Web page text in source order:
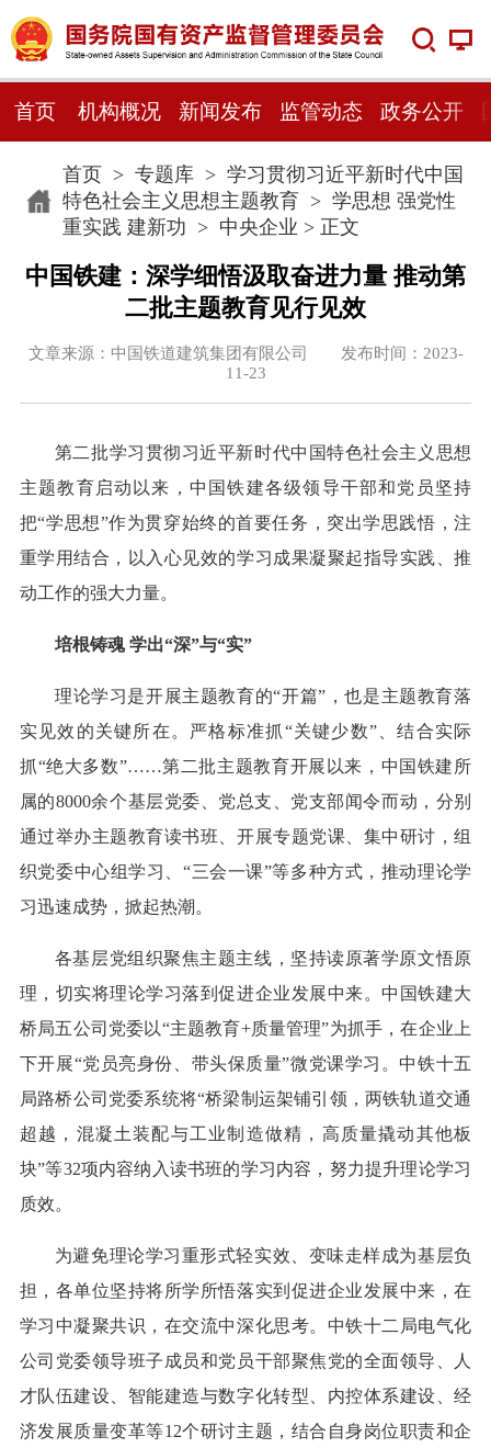
首页 机构概况 新闻发布 监管动态 政务公开
首页> 专题库> 学习贯彻习近平新时代中国
特色社会主义思想主题教育> 学思想 强党性
重实践 建新功 > 中央企业 > 正文
中国铁建：深学细悟汲取奋进力量 推动第
二批主题教育见行见效
文章来源：中国铁道建筑集团有限公司 发布时间：2023-
11-23
第二批学习贯彻习近平新时代中国特色社会主义思想
主题教育启动以来，中国铁建各级领导干部和党员坚持
把“学思想”作为贯穿始终的首要任务，突出学思践悟，注
重学用结合，以入心见效的学习成果凝聚起指导实践、推
动工作的强大力量。
培根铸魂 学出“深”与“实”
理论学习是开展主题教育的“开篇”，也是主题教育落
实见效的关键所在。严格标准抓“关键少数”、结合实际
抓“绝大多数”……第二批主题教育开展以来，中国铁建所
属的8000余个基层党委、党总支、党支部闻令而动，分别
通过举办主题教育读书班、开展专题党课、集中研讨，组
织党委中心组学习、“三会一课”等多种方式，推动理论学
习迅速成势，掀起热潮。
各基层党组织聚焦主题主线，坚持读原著学原文悟原
理，切实将理论学习落到促进企业发展中来。中国铁建大
桥局五公司党委以“主题教育+质量管理”为抓手，在企业上
下开展“党员亮身份、带头保质量”微党课学习。中铁十五
局路桥公司党委系统将“桥梁制运架铺引领，两铁轨道交通
超越，混凝土装配与工业制造做精，高质量撬动其他板
块”等32项内容纳入读书班的学习内容，努力提升理论学习
质效。
为避免理论学习重形式轻实效、变味走样成为基层负
担，各单位坚持将所学所悟落实到促进企业发展中来，在
学习中凝聚共识，在交流中深化思考。中铁十二局电气化
公司党委领导班子成员和党员干部聚焦党的全面领导、人
才队伍建设、智能建造与数字化转型、内控体系建设、经
济发展质量变革等12个研讨主题，结合自身岗位职责和企